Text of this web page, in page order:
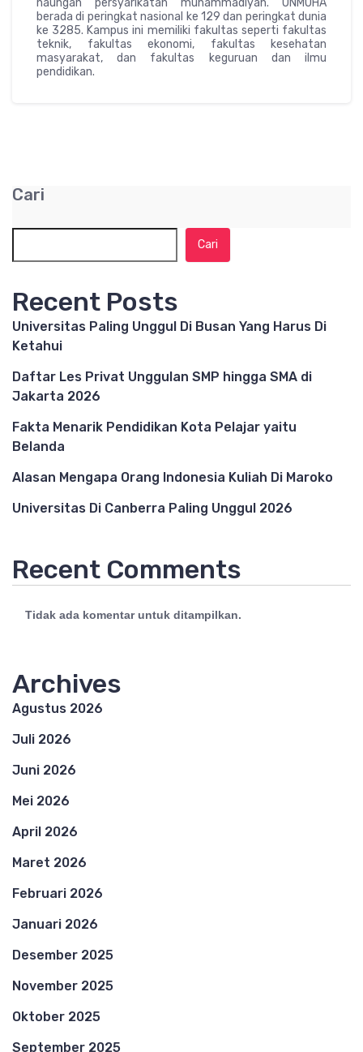
berada di peringkat nasional ke 129 dan peringkat dunia
ke 3285. Kampus ini memiliki fakultas seperti fakultas
teknik, fakultas ekonomi, fakultas kesehatan
masyarakat, dan fakultas keguruan dan ilmu
pendidikan.
Cari
Cari
Recent Posts
Universitas Paling Unggul Di Busan Yang Harus Di
Ketahui
Daftar Les Privat Unggulan SMP hingga SMA di
Jakarta 2026
Fakta Menarik Pendidikan Kota Pelajar yaitu
Belanda
Alasan Mengapa Orang Indonesia Kuliah Di Maroko
Universitas Di Canberra Paling Unggul 2026
Recent Comments
Tidak ada komentar untuk ditampilkan.
Archives
Agustus 2026
Juli 2026
Juni 2026
Mei 2026
April 2026
Maret 2026
Februari 2026
Januari 2026
Desember 2025
November 2025
Oktober 2025
September 2025